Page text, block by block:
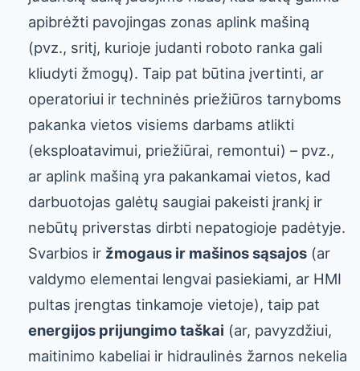
apibrėžti pavojingas zonas aplink mašiną
(pvz., sritį, kurioje judanti roboto ranka gali
kliudyti žmogų). Taip pat būtina įvertinti, ar
operatoriui ir techninės priežiūros tarnyboms
pakanka vietos visiems darbams atlikti
(eksploatavimui, priežiūrai, remontui) – pvz.,
ar aplink mašiną yra pakankamai vietos, kad
darbuotojas galėtų saugiai pakeisti įrankį ir
nebūtų priverstas dirbti nepatogioje padėtyje.
Svarbios ir žmogaus ir mašinos sąsajos (ar
valdymo elementai lengvai pasiekiami, ar HMI
pultas įrengtas tinkamoje vietoje), taip pat
energijos prijungimo taškai (ar, pavyzdžiui,
maitinimo kabeliai ir hidraulinės žarnos nekelia